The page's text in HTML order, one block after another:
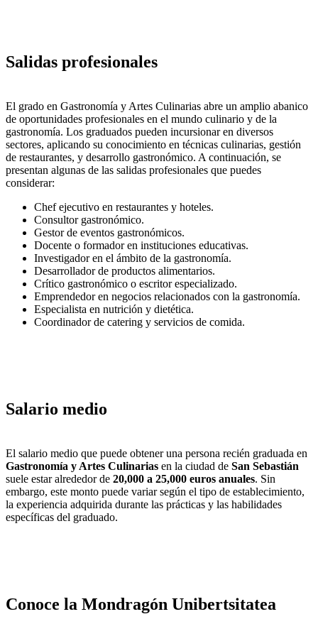
Salidas profesionales
El grado en Gastronomía y Artes Culinarias abre un amplio abanico
de oportunidades profesionales en el mundo culinario y de la
gastronomía. Los graduados pueden incursionar en diversos
sectores, aplicando su conocimiento en técnicas culinarias, gestión
de restaurantes, y desarrollo gastronómico. A continuación, se
presentan algunas de las salidas profesionales que puedes
considerar:
Chef ejecutivo en restaurantes y hoteles.
Consultor gastronómico.
Gestor de eventos gastronómicos.
Docente o formador en instituciones educativas.
Investigador en el ámbito de la gastronomía.
Desarrollador de productos alimentarios.
Crítico gastronómico o escritor especializado.
Emprendedor en negocios relacionados con la gastronomía.
Especialista en nutrición y dietética.
Coordinador de catering y servicios de comida.
Salario medio
El salario medio que puede obtener una persona recién graduada en
Gastronomía y Artes Culinarias en la ciudad de San Sebastián
suele estar alrededor de 20,000 a 25,000 euros anuales. Sin
embargo, este monto puede variar según el tipo de establecimiento,
la experiencia adquirida durante las prácticas y las habilidades
específicas del graduado.
Conoce la Mondragón Unibertsitatea